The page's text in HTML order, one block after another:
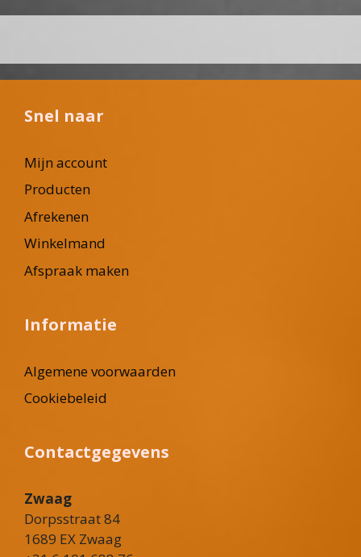
Snel naar
Mijn account
Producten
Afrekenen
Winkelmand
Afspraak maken
Informatie
Algemene voorwaarden
Cookiebeleid
Contactgegevens
Zwaag
Dorpsstraat 84
1689 EX Zwaag